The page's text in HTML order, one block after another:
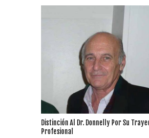
Distinción Al Dr. Donnelly Por Su
Profesional